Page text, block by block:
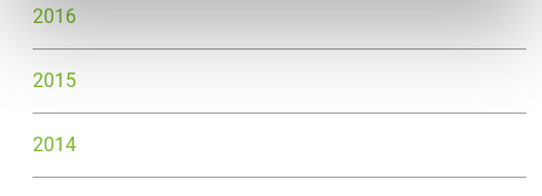
2016
2015
2014